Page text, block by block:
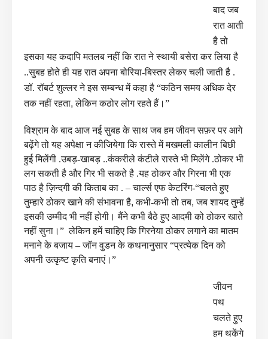
बाद जब
रात आती
है तो
इसका यह कदापि मतलब नहीं कि रात ने स्थायी बसेरा कर लिया है
..सुबह होते ही यह रात अपना बोरिया-बिस्तर लेकर चली जाती है .
डॉ. रॉबर्ट शुल्लर ने इस सम्बन्ध में कहा है “कठिन समय अधिक देर
तक नहीं रहता,लेकिन कठोर लोग रहते हैं।”
विश्राम के बाद आज नई सुबह के साथ जब हम जीवन सफ़र पर आगे
बढ़ेंगे तो यह अपेक्षा न कीजियेगा कि रास्ते में मखमली कालीन बिछी
हुई मिलेंगी .उबड़-खाबड़ ..कंकरीले कंटीले रास्ते भी मिलेंगे .ठोकर भी
लग सकती है और गिर भी सकते है .यह ठोकर और गिरना भी एक
पाठ है ज़िन्दगी की किताब का . – चार्ल्स एफ केटरिंग-“चलते हुए
तुम्हारे ठोकर खाने की संभावना है,कभी-कभी तो तब,जब शायद तुम्हें
इसकी उम्मीद भी नहीं होगी। मैंने कभी बैठे हुए आदमी को ठोकर खाते
नहीं सुना।” लेकिन हमें चाहिए कि गिरनेया ठोकर लगाने का मातम
मनाने के बजाय – जॉन वुडन के कथनानुसार “प्रत्येक दिन को
अपनी उत्कृष्ट कृति बनाएं।”
जीवन
पथ
चलते हुए
हम थकेंगे